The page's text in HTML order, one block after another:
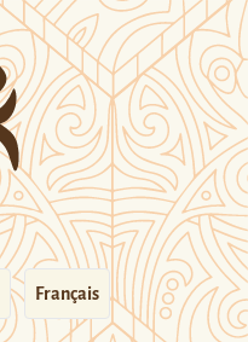
Français